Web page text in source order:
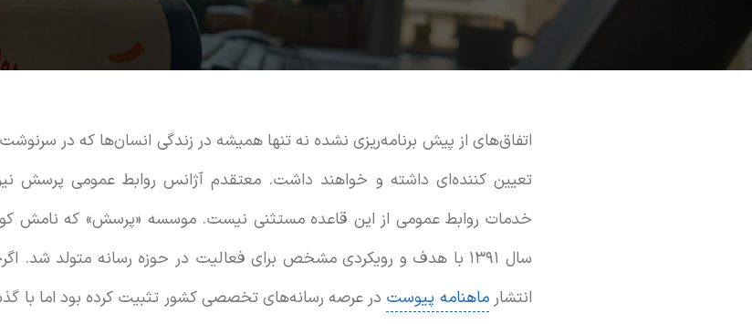
اتفاق‌های از پیش برنامه‌ریزی نشده نه تنها همیشه در زندگی انسان‌ها که در
تعیین کننده‌ای داشته و خواهند داشت. معتقدم آژانس روابط عمومی پرسش
خدمات روابط عمومی از این قاعده مستثنی نیست. موسسه «پرسش» که نامش
سال ۱۳۹۱ با هدف و رویکردی مشخص برای فعالیت در حوزه رسانه متولد
انتشارماهنامه پیوست در عرصه رسانه‌های تخصصی کشور تثبیت کرده بود اما با